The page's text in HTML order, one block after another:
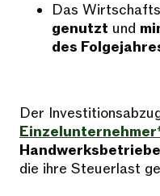
Das
genutzt und
des
Der
die ihre Steuerlast